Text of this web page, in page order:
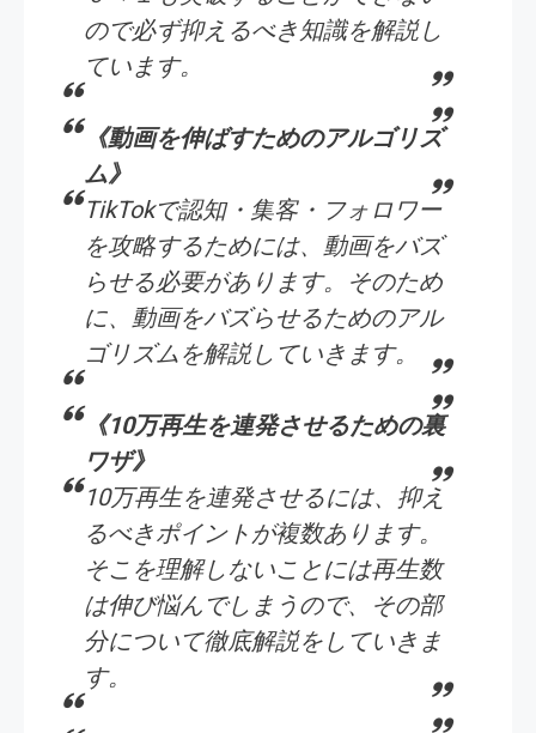
ので必ず抑えるべき知識を解説し
ています。
《動画を伸ばすためのアルゴリズ
ム》
TikTokで認知・集客・フォロワー
を攻略するためには、動画をバズ
らせる必要があります。そのため
に、動画をバズらせるためのアル
ゴリズムを解説していきます。
《10万再生を連発させるための裏
ワザ》
10万再生を連発させるには、抑え
るべきポイントが複数あります。
そこを理解しないことには再生数
は伸び悩んでしまうので、その部
分について徹底解説をしていきま
す。